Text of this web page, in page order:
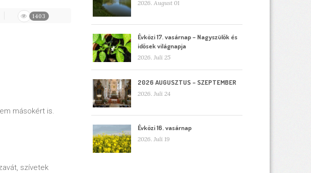
1403
másokért is.
szívetek
2026. August 01
Évközi 17. vasárnap – Nagyszülők és
idősek világnapja
2026. Juli 25
2026 AUGUSZTUS – SZEPTEMBER
2026. Juli 24
Évközi 16. vasárnap
2026. Juli 19